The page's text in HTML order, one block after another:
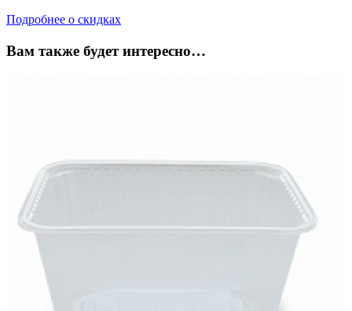
Подробнее о скидках
Вам также будет интересно…